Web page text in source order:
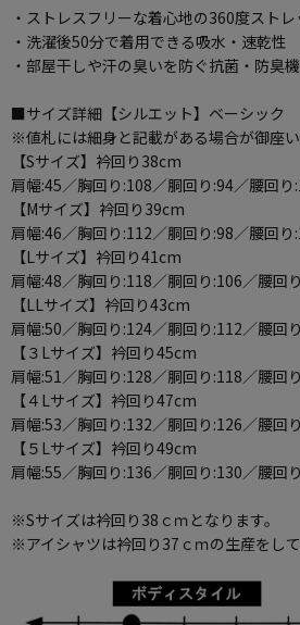
・ストレスフリーな着心地の360度スト
・洗濯後50分で着用できる吸水・速乾性
・部屋干しや汗の臭いを防ぐ抗菌・防臭
■サイズ詳細【シルエット】ベーシック
※値札には細身と記載がある場合が御座い
【Sサイズ】衿回り38cm
肩幅:45／胸回り:108／胴回り:94／腰回り
【Mサイズ】衿回り39cm
肩幅:46／胸回り:112／胴回り:98／腰回り
【Lサイズ】衿回り41cm
肩幅:48／胸回り:118／胴回り:106／腰回
【LLサイズ】衿回り43cm
肩幅:50／胸回り:124／胴回り:112／腰回
【３Lサイズ】衿回り45cm
肩幅:51／胸回り:128／胴回り:118／腰回
【４Lサイズ】衿回り47cm
肩幅:53／胸回り:132／胴回り:126／腰回
【５Lサイズ】衿回り49cm
肩幅:55／胸回り:136／胴回り:130／腰回
※Sサイズは衿回り38ｃｍとなります。
※アイシャツは衿回り37ｃｍの生産をして